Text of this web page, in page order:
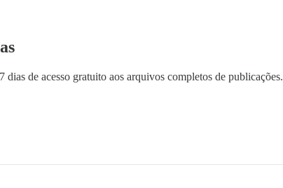
de acesso gratuito aos arquivos completos de publicações.